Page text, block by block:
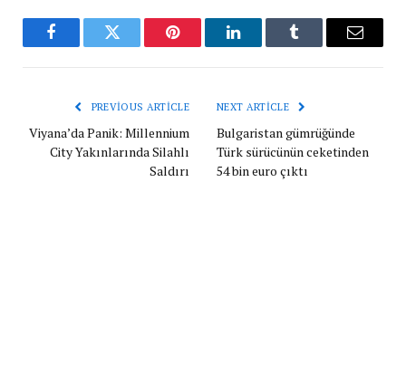
FacebookTwitter Pinterest LinkedInTumblr Email
PREVIOUS ARTICLE
Viyana’da Panik: Millennium
City Yakınlarında Silahlı
Saldırı
NEXT ARTICLE
Bulgaristan gümrüğünde
Türk sürücünün ceketinden
54 bin euro çıktı